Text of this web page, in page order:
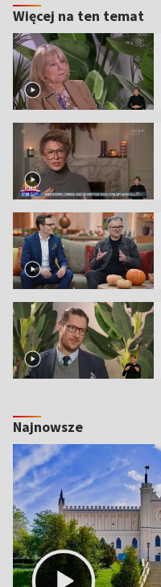
Więcej na ten temat
Najnowsze